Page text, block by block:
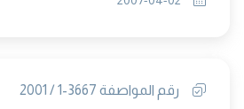
رقم المواصفة 3667-1 / 2001